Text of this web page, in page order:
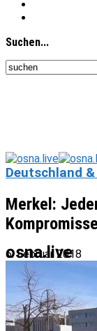
Suchen...
osna.live
Deutschland
Merkel:
6. Februar 2018